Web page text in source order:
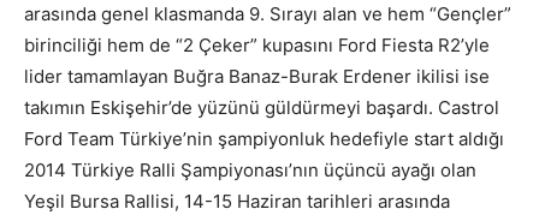
arasında genel klasmanda 9. Sırayı alan ve hem “Gençler”
birinciliği hem de “2 Çeker” kupasını Ford Fiesta R2’yle
lider tamamlayan Buğra Banaz-Burak Erdener ikilisi ise
takımın Eskişehir’de yüzünü güldürmeyi başardı. Castrol
Ford Team Türkiye’nin şampiyonluk hedefiyle start aldığı
2014 Türkiye Ralli Şampiyonası’nın üçüncü ayağı olan
Yeşil Bursa Rallisi, 14-15 Haziran tarihleri arasında